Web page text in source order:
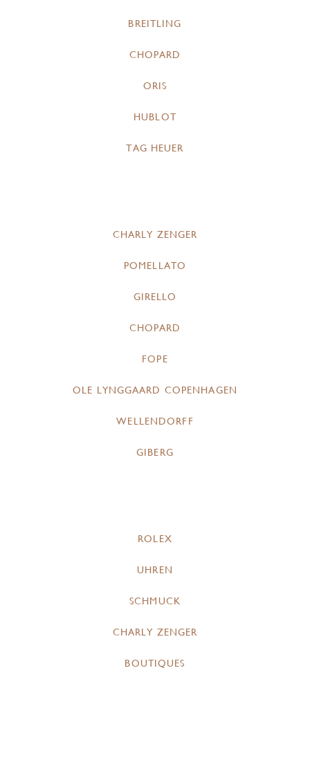
BREITLING
CHOPARD
ORIS
HUBLOT
TAG HEUER
CHARLY ZENGER
POMELLATO
GIRELLO
CHOPARD
FOPE
OLE LYNGGAARD COPENHAGEN
WELLENDORFF
GIBERG
ROLEX
UHREN
SCHMUCK
CHARLY ZENGER
BOUTIQUES